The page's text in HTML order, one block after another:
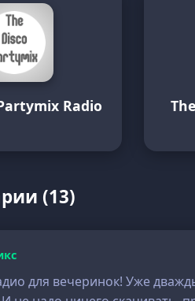
Radio
(13)
для вечеринок! Уже